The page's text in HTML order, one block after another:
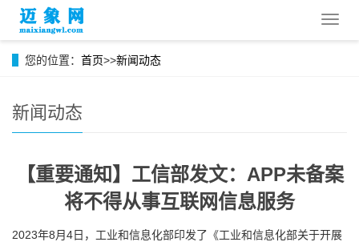
导
您的位置： 首页>>新闻动态
新闻动态
【重要通知】工信部发文：APP未备案
将不得从事互联网信息服务
2023年8月4日，工业和信息化部印发了《工业和信息化部关于开展